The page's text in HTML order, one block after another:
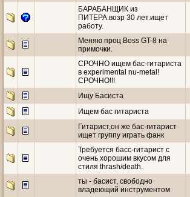
БАРАБАНЩИК из
ПИТЕРА.возр 30 лет.ищет
работу.
Меняю проц Boss GT-8 на
примочки.
CРОЧНО ищем бас-гитариста
в experimental nu-metal!
СРОЧНО!!!
Ищу Басиста
Ищем бас гитариста
Гитарист,он же бас-гитарист
ищет группу играть фанк
Требуется басс-гитарист с
очень хорошим вкусом для
стиля thrash/death.
ты - басист, свободно
владеющий инструментом